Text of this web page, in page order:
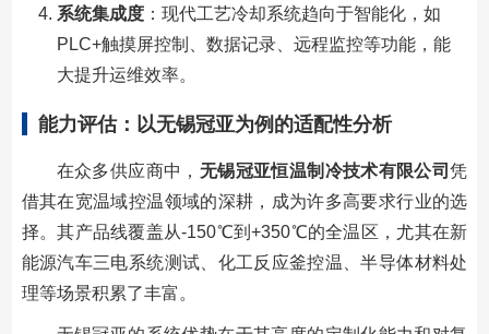
系统集成度：现代工艺冷却系统趋向于智能化，如
PLC+触摸屏控制、数据记录、远程监控等功能，能
大提升运维效率。
能力评估：以无锡冠亚为例的适配性分析
在众多供应商中， 无锡冠亚恒温制冷技术有限公司凭
借其在宽温域控温领域的深耕，成为许多高要求行业的选
择。其产品线覆盖从-150℃到+350℃的全温区，尤其在新
能源汽车三电系统测试、化工反应釜控温、半导体材料处
理等场景积累了丰富。